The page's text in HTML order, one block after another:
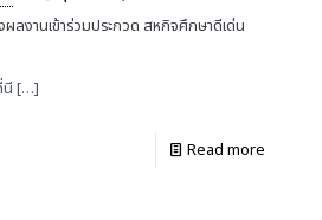
งานเข้าร่วมประกวด สหกิจศึกษาดีเด่น
นี […]
Read more